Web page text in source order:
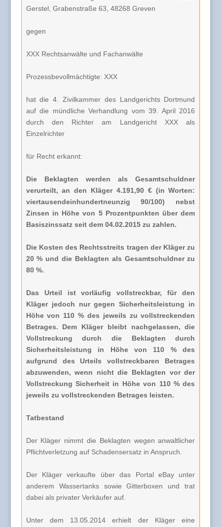
Gerstel, Grabenstraße 63, 48268 Greven
gegen
XXX Rechtsanwälte und Fachanwälte
Prozessbevollmächtigte: XXX
hat die 4. Zivilkammer des Landgerichts Dortmund
auf die mündliche Verhandlung vom 39. April 2016
durch den Richter am Landgericht XXX als
Einzelrichter
für Recht erkannt:
Die Beklagten werden als Gesamtschuldner
verurteilt, an den Kläger 4.191,90 € (in Worten:
viertausendeinhundertneunzig 90/100) nebst
Zinsen in Höhe von 5 Prozentpunkten über dem
Basiszinssatz seit dem 04.02.2015 zu zahlen.
Die Kosten des Rechtsstreits tragen der Kläger zu
20 % und die Beklagten als Gesamtschuldner zu
80 %.
Das Urteil ist vorläufig vollstreckbar, für den
Kläger jedoch nur gegen Sicherheitsleistung in
Höhe von 110 % des jeweils zu vollstreckenden
Betrages. Dem Kläger bleibt nachgelassen, die
Vollstreckung durch die Beklagten durch
Sicherheitsleistung in Höhe von 110 % des
aufgrund des Urteils vollstreckbaren Betrages
abzuwenden, wenn nicht die Beklagten vor der
Vollstreckung Sicherheit in Höhe von 110 % des
jeweils zu vollstreckenden Betrages leisten.
Tatbestand
Der Kläger nimmt die Beklagten wegen anwaltlicher
Pflichtverletzung auf Schadensersatz in Anspruch.
Der Kläger verkaufte über das Portal eBay unter
anderem Wassertanks sowie Gitterboxen und trat
dabei als privater Verkäufer auf.
Unter dem 13.05.2014 erhielt der Kläger eine